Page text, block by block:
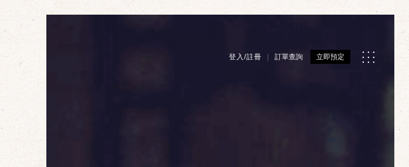
登入/註冊 訂單查詢 立即預定